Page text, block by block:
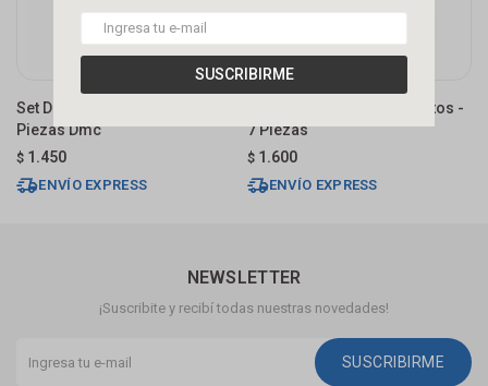
SUSCRIBIRME
Set De Accesorios Oval 6
Piezas Dmc
$ 1.450
ENVÍO EXPRESS
Conjunto Porta Condimentos -
7 Piezas
$ 1.600
ENVÍO EXPRESS
NEWSLETTER
¡Suscribite y recibí todas nuestras novedades!
SUSCRIBIRME